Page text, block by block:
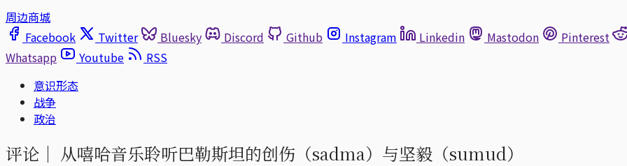
周边商城
Facebook
Twitter Bluesky Discord Github Instagram Linkedin Mastodon
Pinterest
Whatsapp
Youtube
RSS
意识形态
战争
政治
评论｜ 从嘻哈音乐聆听巴勒斯坦的创伤（sadma）与坚毅（sumud）